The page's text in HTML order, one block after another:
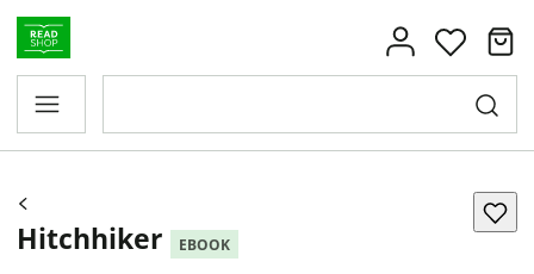
Hitchhiker EBOOK